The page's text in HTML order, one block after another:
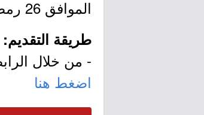
الموافق 26 رمضان 1437هـ.
طريقة التقديم:
- من خلال
اضغط هنا